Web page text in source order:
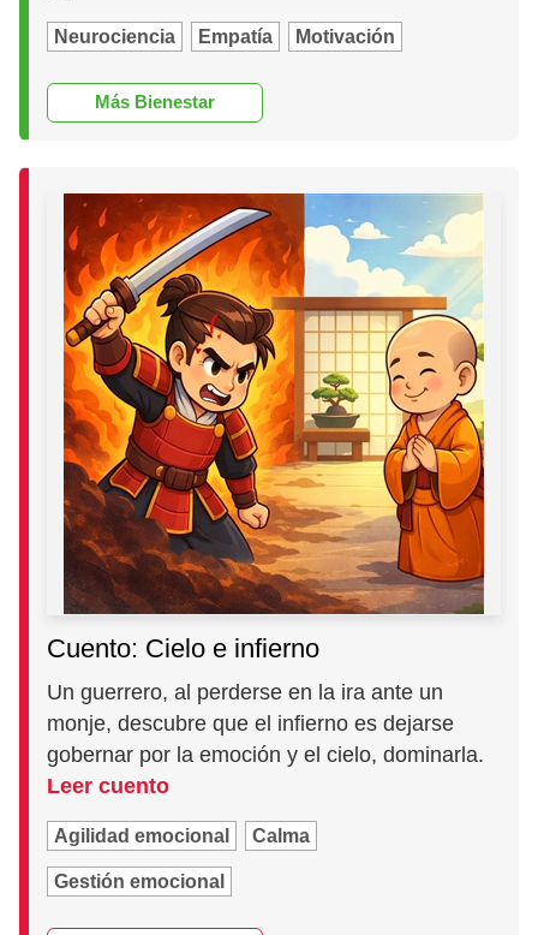
Neurociencia Empatía Motivación
Más Bienestar
Cuento: Cielo e infierno
Un guerrero, al perderse en la ira ante un
monje, descubre que el infierno es dejarse
gobernar por la emoción y el cielo, dominarla.
Leer cuento
Agilidad emocional Calma
Gestión emocional